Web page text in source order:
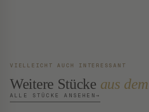
VIELLEICHT AUCH INTERESSANT
Weitere Stücke aus
ALLE STÜCKE ANSEHEN →